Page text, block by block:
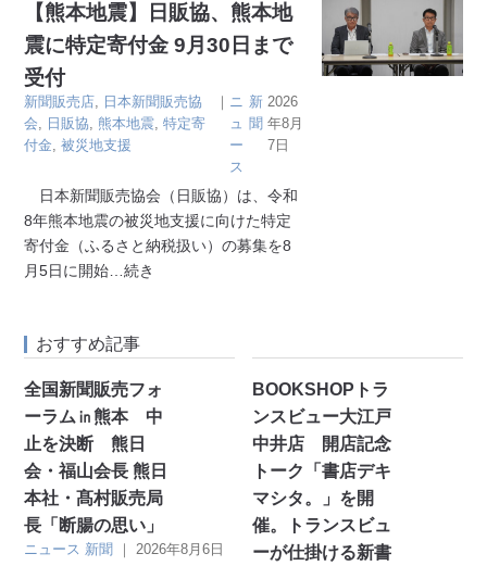
【熊本地震】日販協、熊本地
震に特定寄付金 9月30日まで
受付
新聞販売店, 日本新聞販売協
会, 日販協, 熊本地震,特定寄
付金,被災地支援
｜ ニ
ュ
ー
ス
新
聞
2026
年8月
7日
日本新聞販売協会（日販協）は、令和
8年熊本地震の被災地支援に向けた特定
寄付金（ふるさと納税扱い）の募集を8
月5日に開始 …続き
おすすめ記事
全国新聞販売フォ
ーラム㏌熊本 中
止を決断 熊日
会・福山会長 熊日
本社・髙村販売局
長「断腸の思い」
ニュース 新聞 ｜2026年8月6日
BOOKSHOPトラ
ンスビュー大江戸
中井店 開店記念
トーク「書店デキ
マシタ。」を開
催。トランスビュ
ーが仕掛ける新書